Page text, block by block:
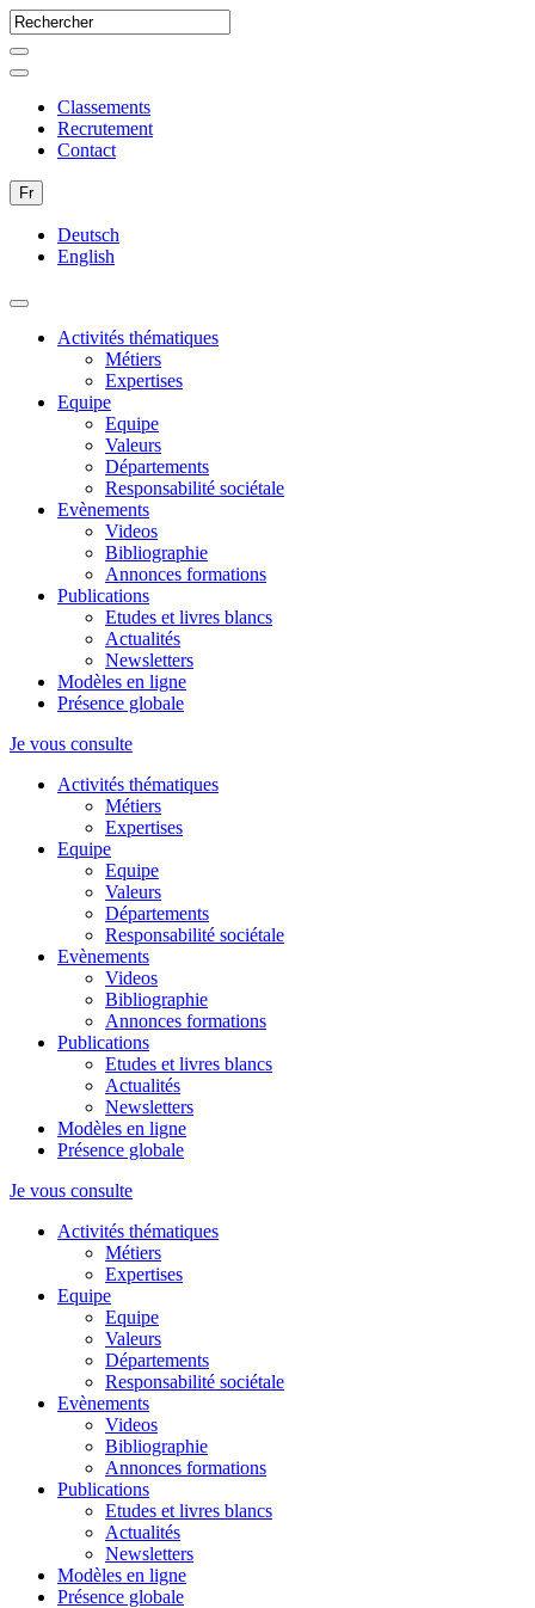
Classements
Recrutement
Contact
Fr
Deutsch
English
Activités thématiques
Métiers
Expertises
Equipe
Equipe
Valeurs
Départements
Responsabilité sociétale
Evènements
Videos
Bibliographie
Annonces formations
Publications
Etudes et livres blancs
Actualités
Newsletters
Modèles en ligne
Présence globale
Je vous consulte
Activités thématiques
Métiers
Expertises
Equipe
Equipe
Valeurs
Départements
Responsabilité sociétale
Evènements
Videos
Bibliographie
Annonces formations
Publications
Etudes et livres blancs
Actualités
Newsletters
Modèles en ligne
Présence globale
Je vous consulte
Activités thématiques
Métiers
Expertises
Equipe
Equipe
Valeurs
Départements
Responsabilité sociétale
Evènements
Videos
Bibliographie
Annonces formations
Publications
Etudes et livres blancs
Actualités
Newsletters
Modèles en ligne
Présence globale